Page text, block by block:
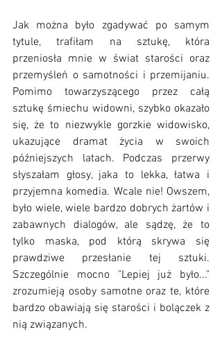
Jak można było zgadywać po samym
tytule, trafiłam na sztukę, która
przeniosła mnie w świat starości oraz
przemyśleń o samotności i przemijaniu.
Pomimo towarzyszącego przez całą
sztukę śmiechu widowni, szybko okazało
się, że to niezwykle gorzkie widowisko,
ukazujące dramat życia w swoich
późniejszych latach. Podczas przerwy
słyszałam głosy, jaka to lekka, łatwa i
przyjemna komedia. Wcale nie! Owszem,
było wiele, wiele bardzo dobrych żartów i
zabawnych dialogów, ale sądzę, że to
tylko maska, pod którą skrywa się
prawdziwe przesłanie tej sztuki.
Szczególnie mocno "Lepiej już było..."
zrozumieją osoby samotne oraz te, które
bardzo obawiają się starości i bolączek z
nią związanych.